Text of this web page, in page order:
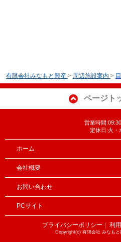
有限会社みなもと興産 > 周辺施設案内 >
ページト
営業時間
定休日:火・
ホーム
会社概要
お問い合わせ
PCサイト
プライバシーポリシー ｜ 利
Copyright(c) 有限会社 みなも